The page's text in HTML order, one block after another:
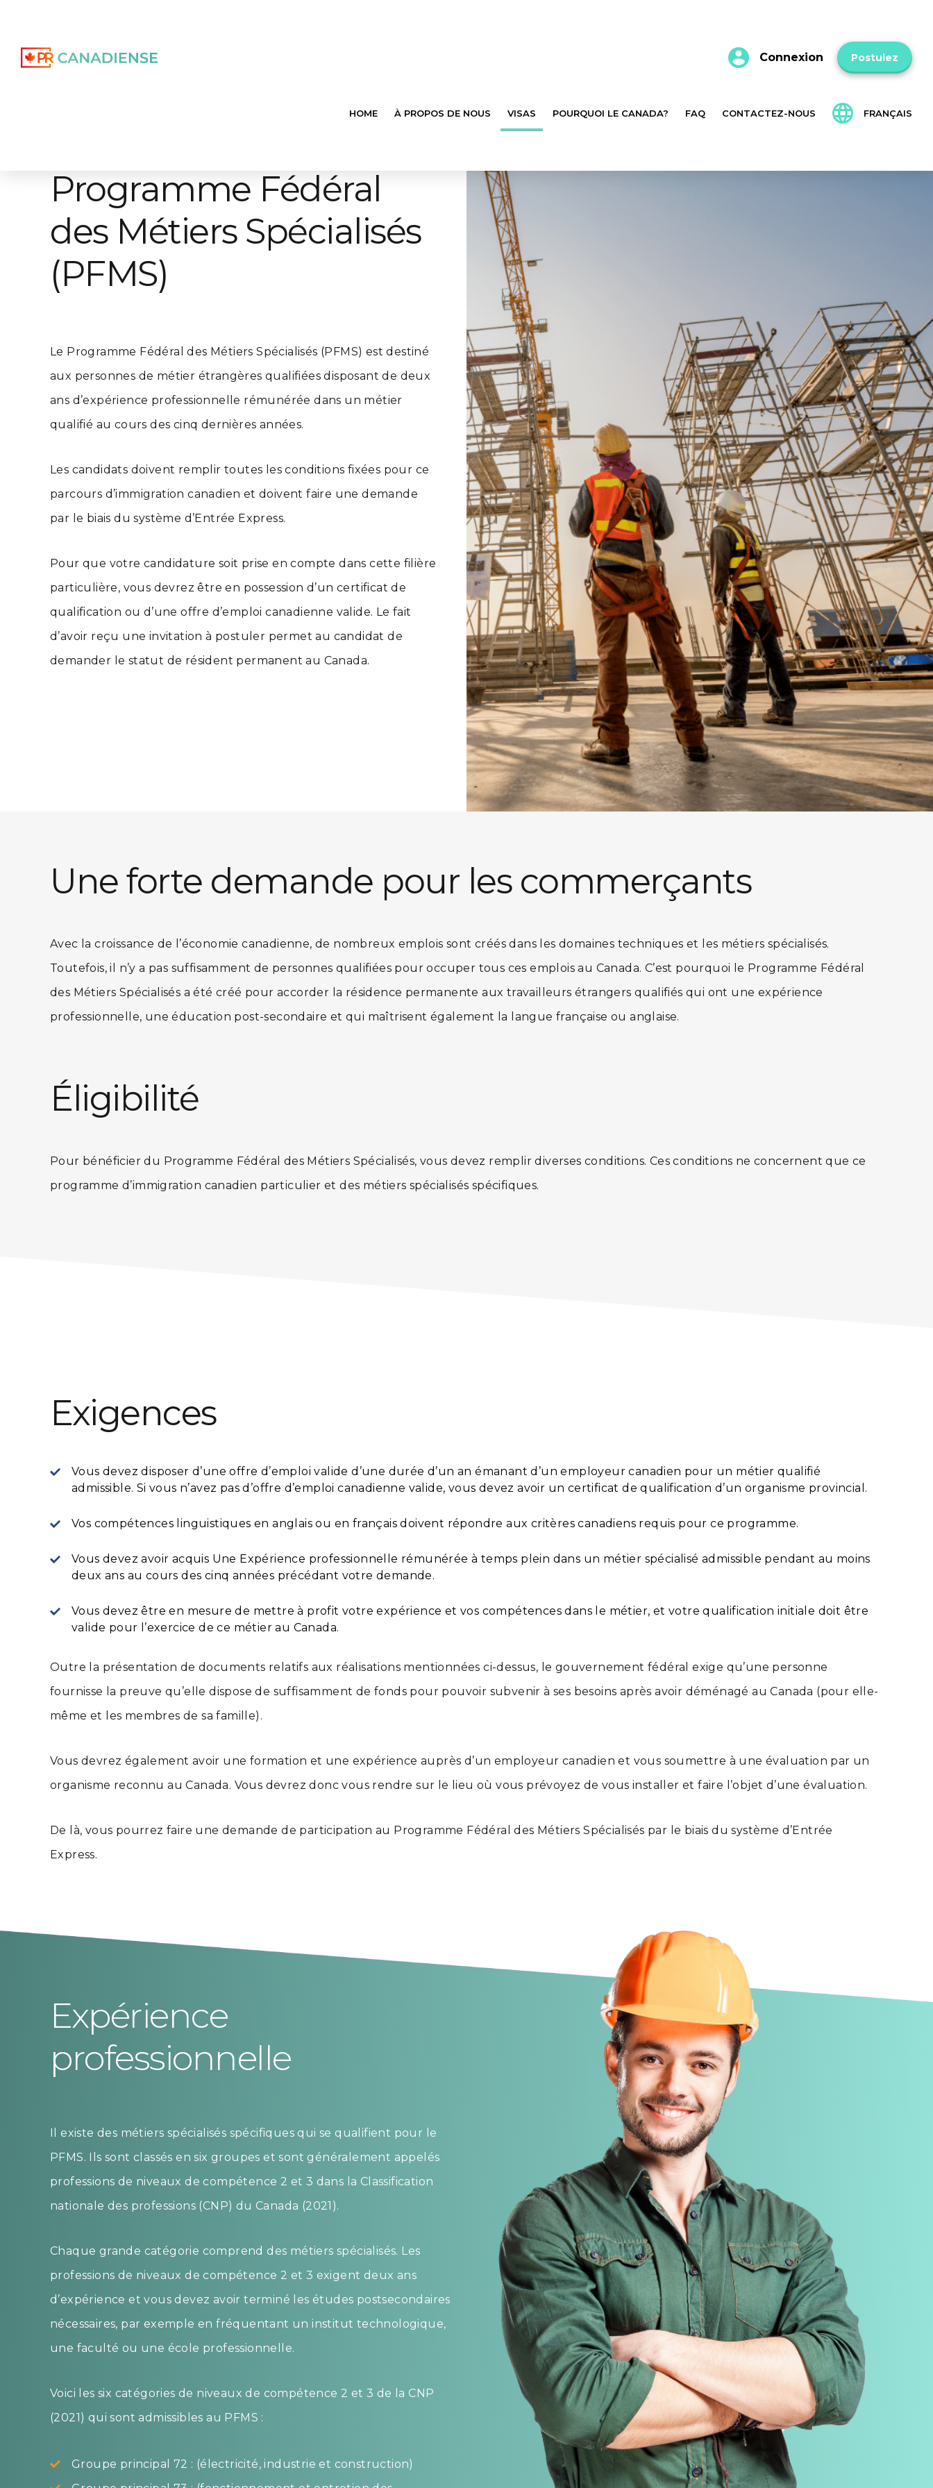
Connexion Postulez
HOME À PROPOS DE NOUS VISAS POURQUOI LE CANADA? FAQ CONTACTEZ-NOUS FRANÇAIS
Programme Fédéral
des Métiers Spécialisés
(PFMS)
Le Programme Fédéral des Métiers Spécialisés (PFMS) est destiné
aux personnes de métier étrangères qualifiées disposant de deux
ans d’expérience professionnelle rémunérée dans un métier
qualifié au cours des cinq dernières années.
Les candidats doivent remplir toutes les conditions fixées pour ce
parcours d’immigration canadien et doivent faire une demande
par le biais du système d’Entrée Express.
Pour que votre candidature soit prise en compte dans cette filière
particulière, vous devrez être en possession d’un certificat de
qualification ou d’une offre d’emploi canadienne valide. Le fait
d’avoir reçu une invitation à postuler permet au candidat de
demander le statut de résident permanent au Canada.
Une forte demande pour les commerçants
Avec la croissance de l’économie canadienne, de nombreux emplois sont créés dans les domaines techniques et les métiers spécialisés.
Toutefois, il n’y a pas suffisamment de personnes qualifiées pour occuper tous ces emplois au Canada. C’est pourquoi le Programme Fédéral
des Métiers Spécialisés a été créé pour accorder la résidence permanente aux travailleurs étrangers qualifiés qui ont une expérience
professionnelle, une éducation post-secondaire et qui maîtrisent également la langue française ou anglaise.
Éligibilité
Pour bénéficier du Programme Fédéral des Métiers Spécialisés, vous devez remplir diverses conditions. Ces conditions ne concernent que ce
programme d’immigration canadien particulier et des métiers spécialisés spécifiques.
Exigences
Vous devez disposer d’une offre d’emploi valide d’une durée d’un an émanant d’un employeur canadien pour un métier qualifié
admissible. Si vous n’avez pas d’offre d’emploi canadienne valide, vous devez avoir un certificat de qualification d’un organisme provincial.
Vos compétences linguistiques en anglais ou en français doivent répondre aux critères canadiens requis pour ce programme.
Vous devez avoir acquis Une Expérience professionnelle rémunérée à temps plein dans un métier spécialisé admissible pendant au moins
deux ans au cours des cinq années précédant votre demande.
Vous devez être en mesure de mettre à profit votre expérience et vos compétences dans le métier, et votre qualification initiale doit être
valide pour l’exercice de ce métier au Canada.
Outre la présentation de documents relatifs aux réalisations mentionnées ci-dessus, le gouvernement fédéral exige qu’une personne
fournisse la preuve qu’elle dispose de suffisamment de fonds pour pouvoir subvenir à ses besoins après avoir déménagé au Canada (pour elle-
même et les membres de sa famille).
Vous devrez également avoir une formation et une expérience auprès d’un employeur canadien et vous soumettre à une évaluation par un
organisme reconnu au Canada. Vous devrez donc vous rendre sur le lieu où vous prévoyez de vous installer et faire l’objet d’une évaluation.
De là, vous pourrez faire une demande de participation au Programme Fédéral des Métiers Spécialisés par le biais du système d’Entrée
Express.
Expérience
professionnelle
Il existe des métiers spécialisés spécifiques qui se qualifient pour le
PFMS. Ils sont classés en six groupes et sont généralement appelés
professions de niveauxde compétence 2 et 3 dans la Classification
nationale des professions (CNP) du Canada (2021).
Chaque grande catégorie comprend des métiers spécialisés. Les
professions de niveaux de compétence 2 et 3 exigent deux ans
d’expérience et vous devez avoir terminé les études postsecondaires
nécessaires, par exemple en fréquentant un institut technologique,
une faculté ou une école professionnelle.
Voici les six catégories de niveaux de compétence 2 et 3 de la CNP
(2021) qui sont admissibles au PFMS :
Groupe principal 72 : (électricité, industrie et construction)